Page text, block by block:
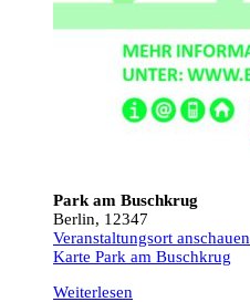
Park am Buschkrug
Berlin, 12347
Veranstaltungsort anschauen
Karte Park am Buschkrug
Weiterlesen